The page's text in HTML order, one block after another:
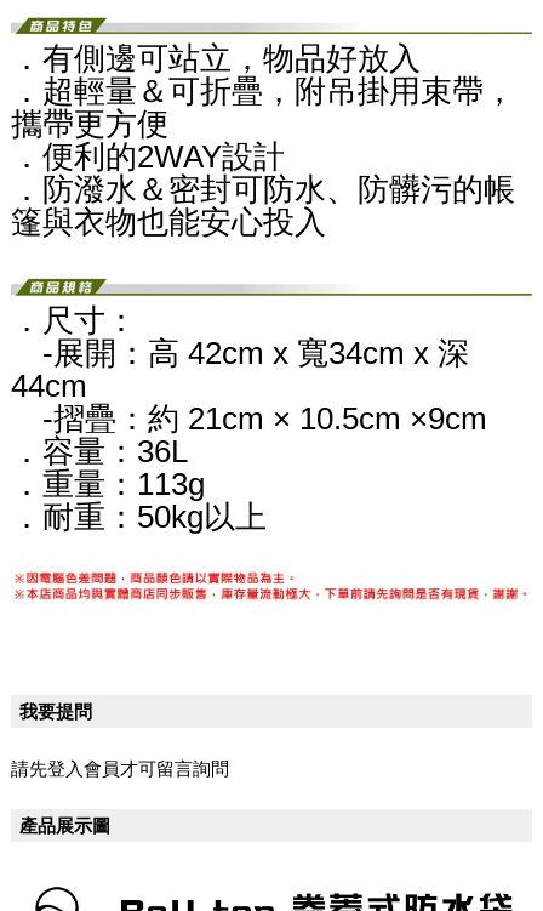
．有側邊可站立，物品好放入
．超輕量＆可折疊，附吊掛用束帶，
攜帶更方便
．便利的2WAY設計
．防潑水＆密封可防水、防髒污的帳
篷與衣物也能安心投入
．尺寸：
-展開：高 42cm x 寬34cm x 深
44cm
-摺疊：約 21cm × 10.5cm ×9cm
．容量：36L
．重量：113g
．耐重：50kg以上
我要提問
請先登入會員才可留言詢問
產品展示圖